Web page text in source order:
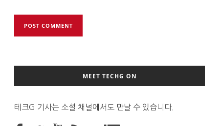
MEET TECHG ON
테크G 기사는 소셜 채널에서도 만날 수 있습니다.